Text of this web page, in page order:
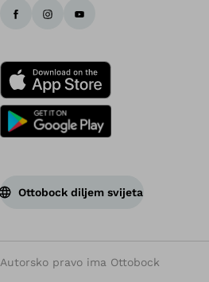
Ottobock diljem svijeta
Autorsko pravo ima Ottobock